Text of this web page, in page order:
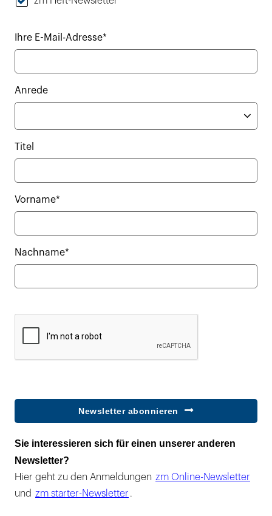
Ihre E-Mail-Adresse*
Anrede
Titel
Vorname*
Nachname*
Newsletter abonnieren
Sie interessieren sich für einen unserer anderen
Newsletter?
Hier geht zu den Anmeldungen zm Online-Newsletter
und zm starter-Newsletter .